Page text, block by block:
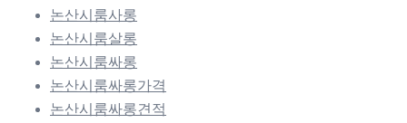
논산시룸사롱
논산시룸살롱
논산시룸싸롱
논산시룸싸롱가격
논산시룸싸롱견적